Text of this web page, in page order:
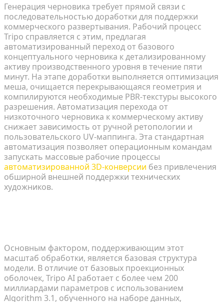
Генерация черновика требует прямой связи с
последовательностью доработки для поддержки
коммерческого развертывания. Рабочий процесс
Tripo справляется с этим, предлагая
автоматизированный переход от базового
концептуального черновика к детализированному
активу производственного уровня в течение пяти
минут. На этапе доработки выполняется оптимизация
меша, очищается перекрывающаяся геометрия и
компилируются необходимые PBR-текстуры высокого
разрешения. Автоматизация перехода от
низкоточного черновика к коммерческому активу
снижает зависимость от ручной ретопологии и
пользовательского UV-маппинга. Эта стандартная
автоматизация позволяет операционным командам
запускать массовые рабочие процессы
автоматизированной 3D-конверсии без привлечения
обширной внешней поддержки технических
художников.
Основным фактором, поддерживающим этот
масштаб обработки, является базовая структура
модели. В отличие от базовых проекционных
оболочек, Tripo AI работает с более чем 200
миллиардами параметров с использованием
Algorithm 3.1, обученного на наборе данных,